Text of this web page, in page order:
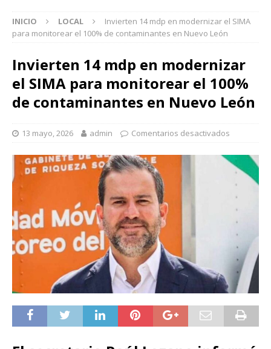
INICIO LOCAL
Invierten 14 mdp en modernizar el SIMA
para monitorear el 100% de contaminantes en Nuevo León
Invierten 14 mdp en modernizar
el SIMA para monitorear el 100%
de contaminantes en Nuevo León
13 mayo, 2026 admin Comentarios desactivados